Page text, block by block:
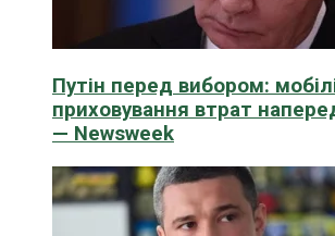
Путін перед вибором:
приховування втрат
— Newsweek